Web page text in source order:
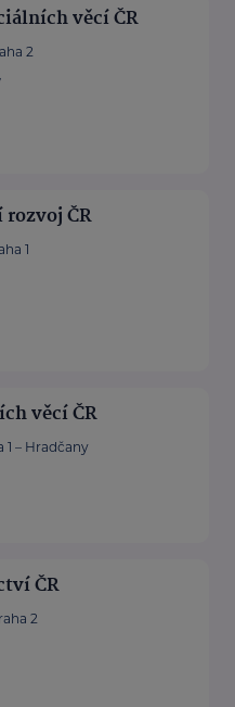
věcí ČR
2
ČR
1
věcí ČR
1 – Hradčany
ČR
2